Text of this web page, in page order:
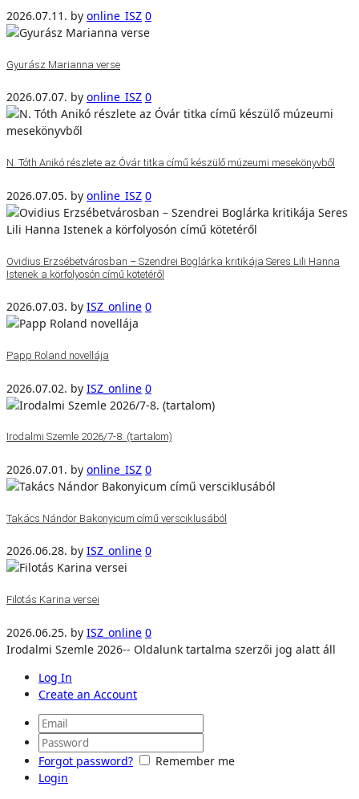
2026.07.11. by online_ISZ 0
Gyurász Marianna verse
2026.07.07. by online_ISZ 0
N. Tóth Anikó részlete az Óvár titka című készülő múzeumi mesekönyvből
2026.07.05. by online_ISZ 0
Ovidius Erzsébetvárosban – Szendrei Boglárka kritikája Seres Lili Hanna
Istenek a körfolyosón című kötetéről
2026.07.03. by ISZ_online 0
Papp Roland novellája
2026.07.02. by ISZ_online 0
Irodalmi Szemle 2026/7-8. (tartalom)
2026.07.01. by online_ISZ 0
Takács Nándor Bakonyicum című versciklusából
2026.06.28. by ISZ_online 0
Filotás Karina versei
2026.06.25. by ISZ_online 0
Irodalmi Szemle 2026-- Oldalunk tartalma szerzői jog alatt áll
Log In
Create an Account
Forgot password?
Remember me
Login